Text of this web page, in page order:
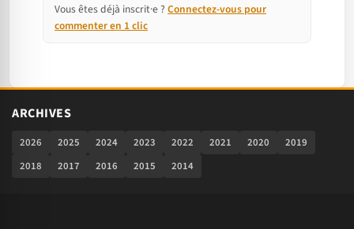
Vous êtes déjà inscrit·e ? Connectez-vous pour
commenter en 1 clic
ARCHIVES
2026 2025 2024 2023 2022 2021 2020
2019
2018
2017 2016 2015 2014